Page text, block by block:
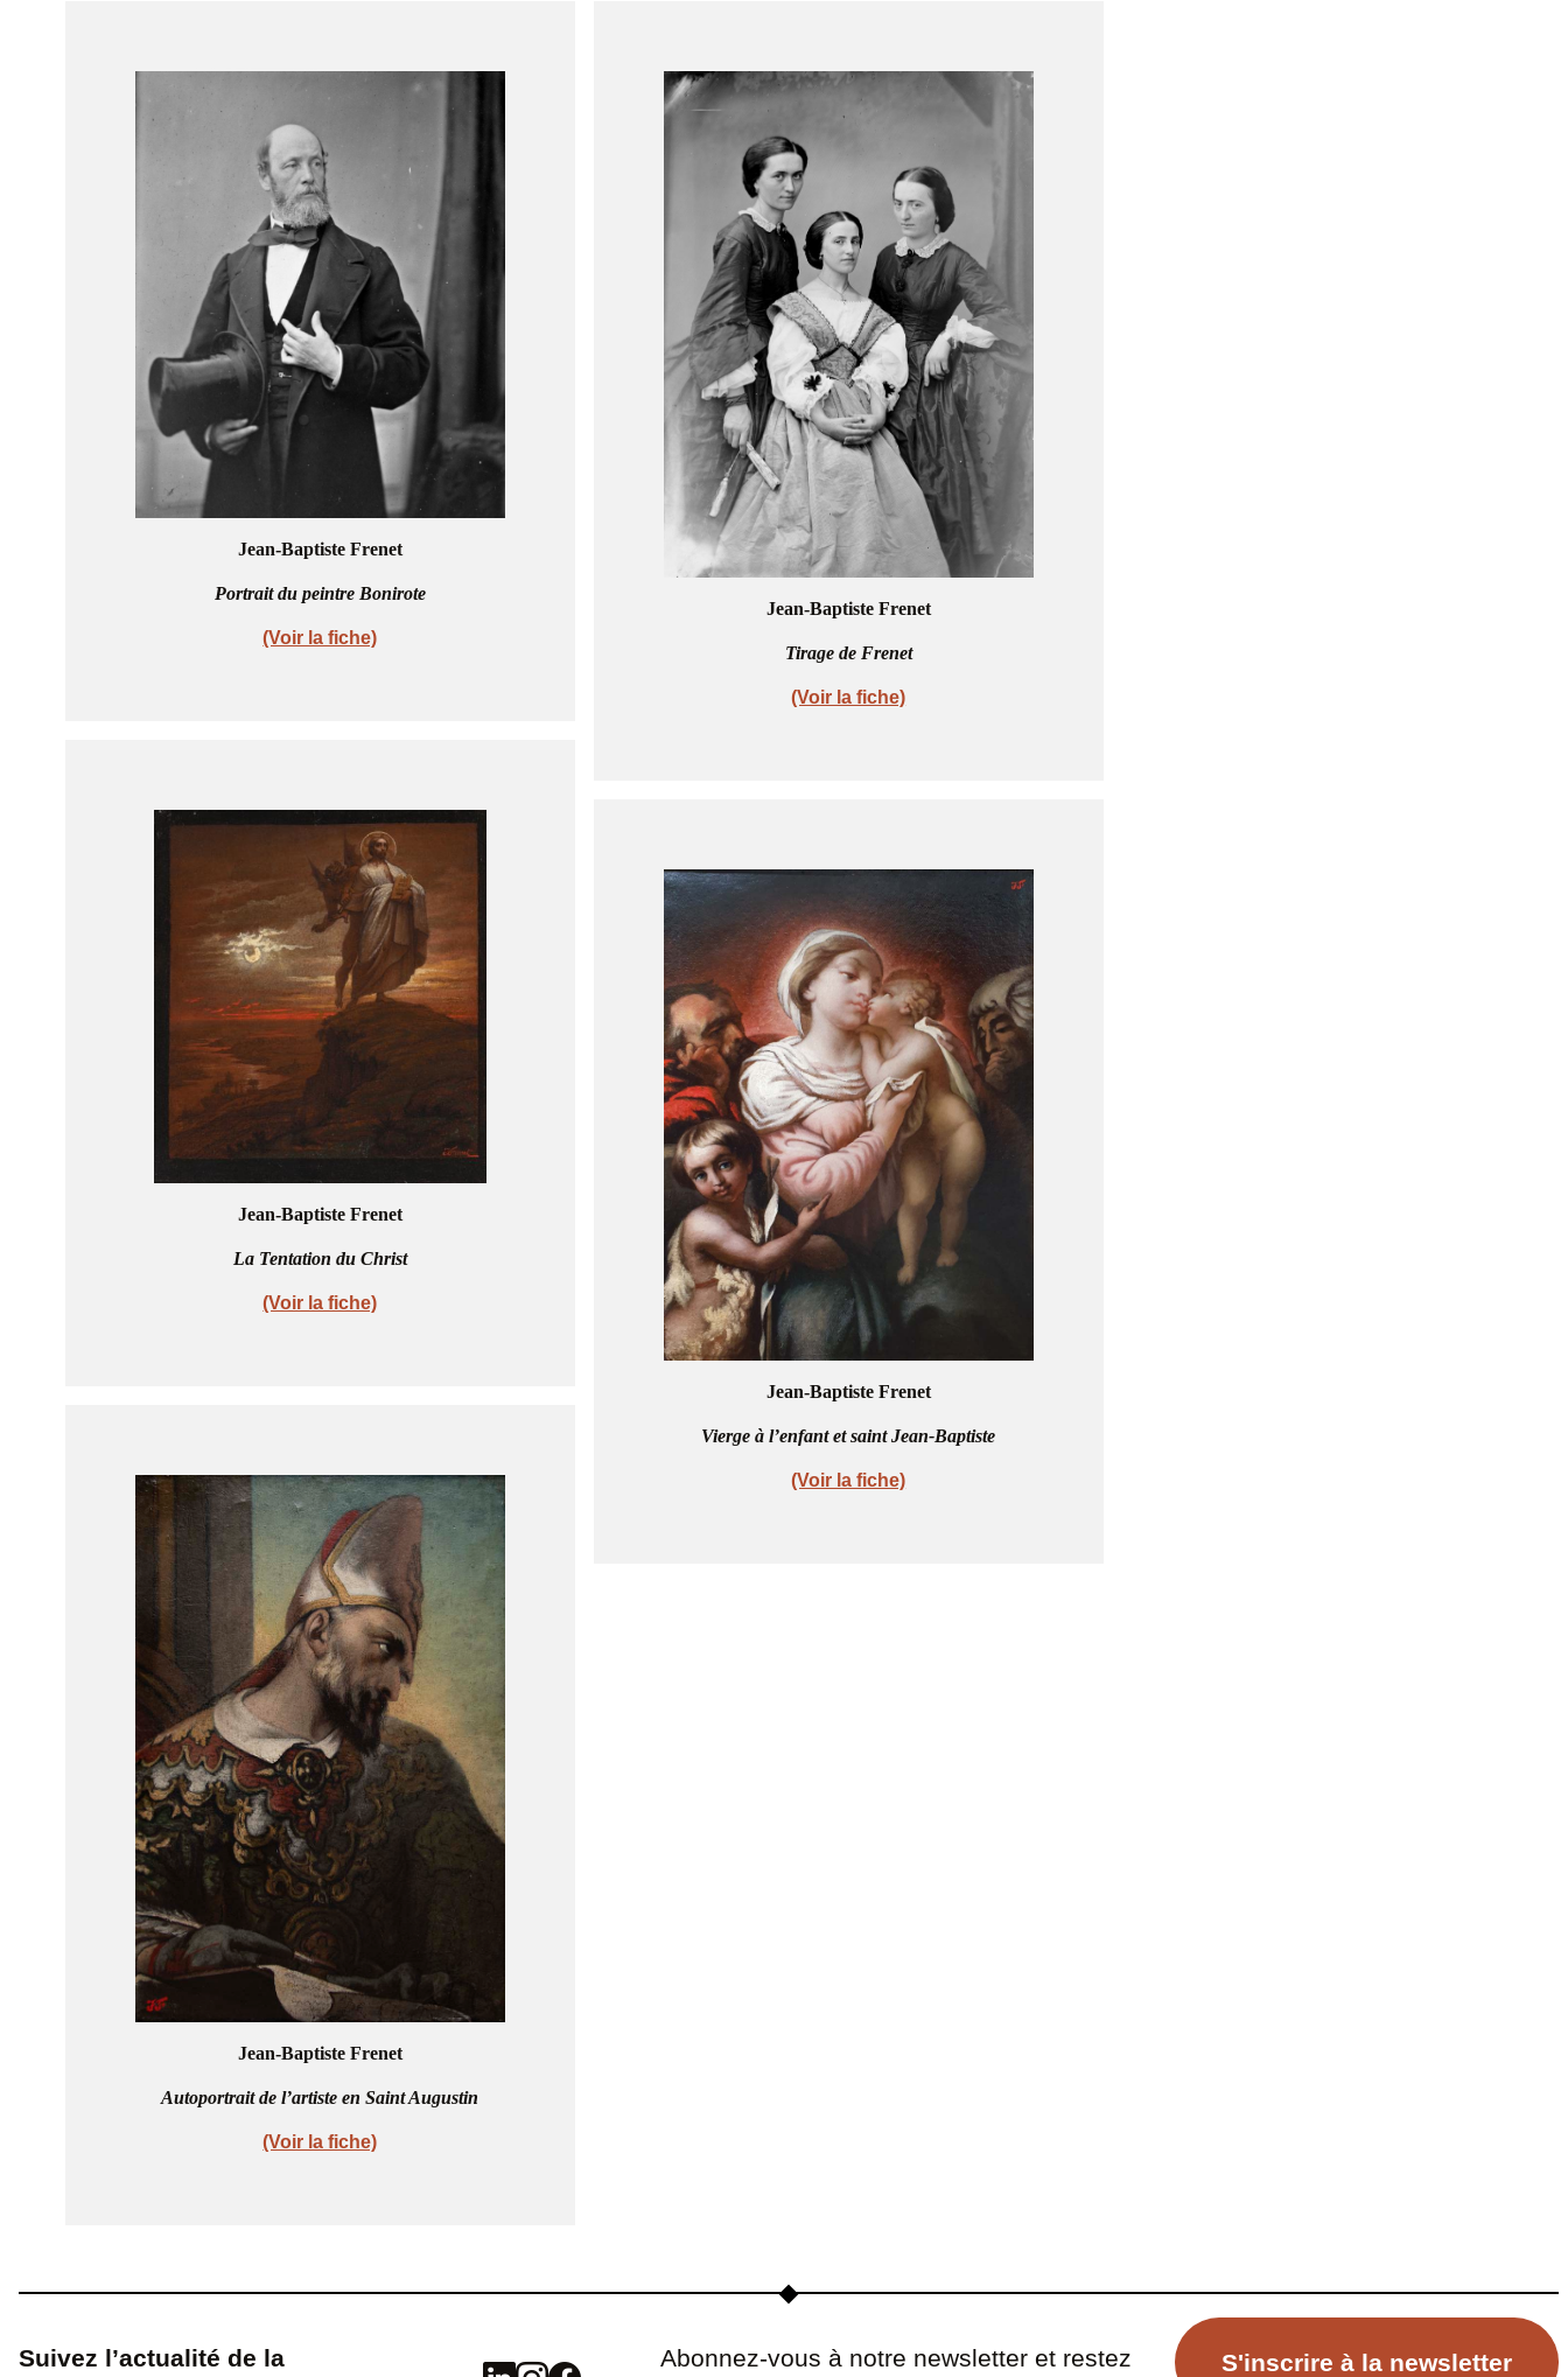
Jean-Baptiste Frenet
Portrait du peintre Bonirote
(Voir la fiche)
Jean-Baptiste Frenet
Tirage de Frenet
(Voir la fiche)
Jean-Baptiste Frenet
La Tentation du Christ
(Voir la fiche)
Jean-Baptiste Frenet
Vierge à l’enfant et saint Jean-Baptiste
(Voir la fiche)
Jean-Baptiste Frenet
Autoportrait de l’artiste en Saint Augustin
(Voir la fiche)
Suivez l’actualité de la Abonnez-vous à notre newsletter et restez S'inscrire à la newsletter